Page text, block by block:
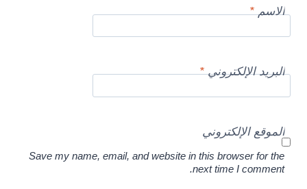
الاسم*
البريد الإلكتروني*
الموقع الإلكتروني
Save my name, email, and website in this browser for the
next time I comment.